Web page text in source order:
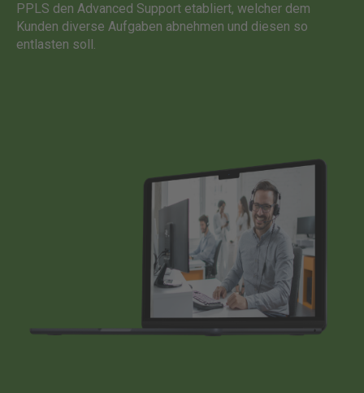
PPLS den Advanced Support etabliert, welcher dem
Kunden diverse Aufgaben abnehmen und diesen so
entlasten soll.